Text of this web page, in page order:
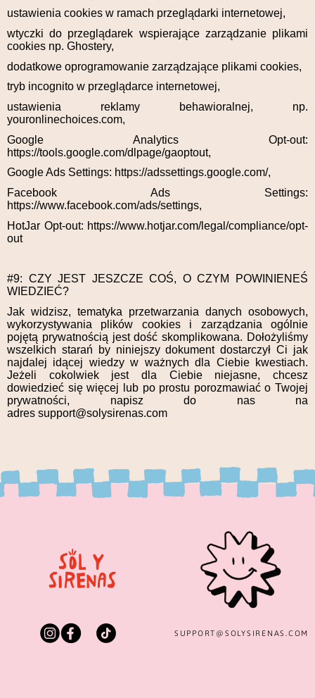
ustawienia cookies w ramach przeglądarki internetowej,
wtyczki do przeglądarek wspierające zarządzanie plikami
cookies np. Ghostery,
dodatkowe oprogramowanie zarządzające plikami cookies,
tryb incognito w przeglądarce internetowej,
ustawienia reklamy behawioralnej, np.
youronlinechoices.com,
Google Analytics Opt-out:
https://tools.google.com/dlpage/gaoptout,
Google Ads Settings: https://adssettings.google.com/,
Facebook Ads Settings:
https://www.facebook.com/ads/settings,
HotJar Opt-out: https://www.hotjar.com/legal/compliance/opt-
out
#9: CZY JEST JESZCZE COŚ, O CZYM POWINIENEŚ
WIEDZIEĆ?
Jak widzisz, tematyka przetwarzania danych osobowych,
wykorzystywania plików cookies i zarządzania ogólnie
pojętą prywatnością jest dość skomplikowana. Dołożyliśmy
wszelkich starań by niniejszy dokument dostarczył Ci jak
najdalej idącej wiedzy w ważnych dla Ciebie kwestiach.
Jeżeli cokolwiek jest dla Ciebie niejasne, chcesz
dowiedzieć się więcej lub po prostu porozmawiać o Twojej
prywatności, napisz do nas na
adres support@solysirenas.com
SUPPORT@ SOLYSIRENAS.COM